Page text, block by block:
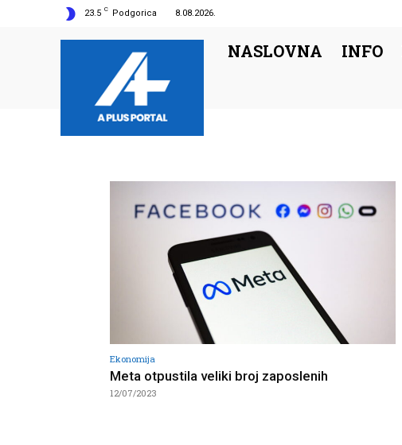
23.5 C Podgorica 8.08.2026.
NASLOVNA INFO
Ekonomija
Meta otpustila veliki broj zaposlenih
12/07/2023